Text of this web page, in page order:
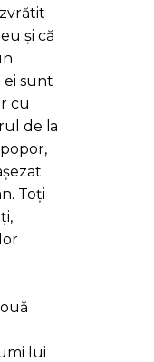
și că
ei sunt
cu
de la
Toți
lui